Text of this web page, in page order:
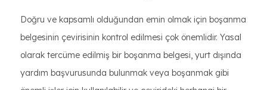
Doğru ve kapsamlı olduğundan emin olmak için boşanma
belgesinin çevirisinin kontrol edilmesi çok önemlidir. Yasal
olarak tercüme edilmiş bir boşanma belgesi, yurt dışında
yardım başvurusunda bulunmak veya boşanmak gibi